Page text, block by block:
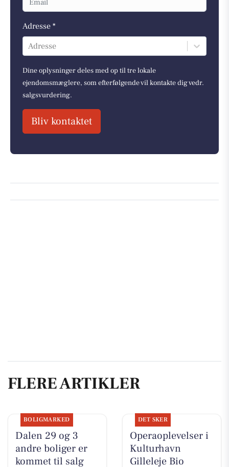
Adresse *
Adresse
Dine oplysninger deles med op til tre lokale
ejendomsmæglere, som efterfølgende vil kontakte dig vedr.
salgsvurdering.
Bliv kontaktet
FLERE ARTIKLER
BOLIGMARKED
Dalen 29 og 3
andre boliger er
kommet til salg
DET SKER
Operaoplevelser i
Kulturhavn
Gilleleje Bio